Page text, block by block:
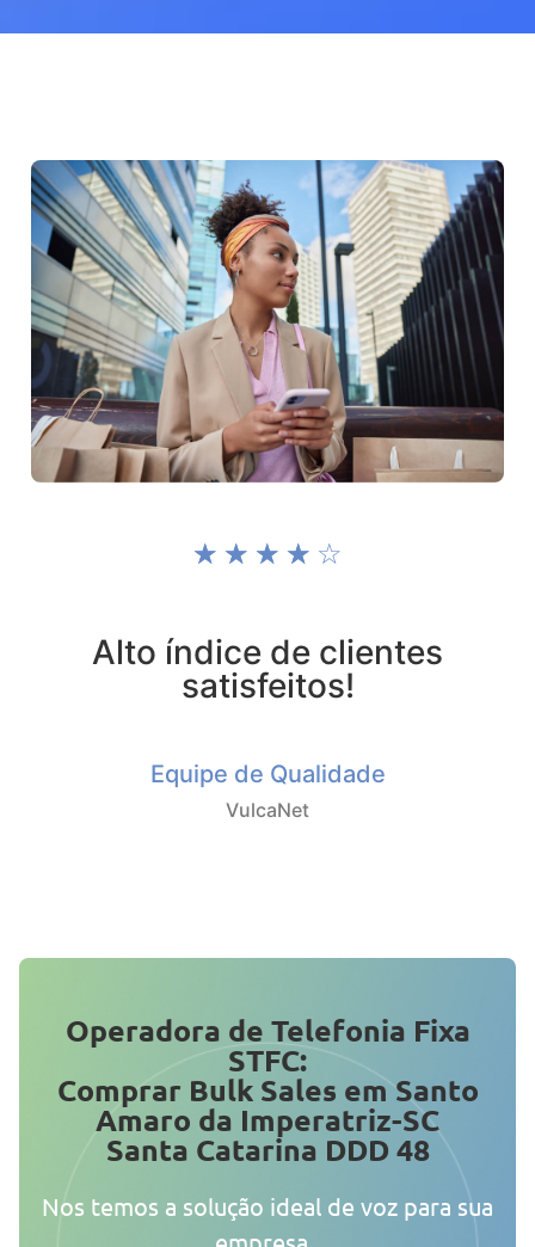
☆ ☆ ☆ ☆ ☆
Alto índice de clientes
satisfeitos!
Equipe de Qualidade
VulcaNet
Operadora de Telefonia Fixa
STFC:
Comprar Bulk Sales em Santo
Amaro da Imperatriz-SC
Santa Catarina DDD 48
Nos temos a solução ideal de voz para sua